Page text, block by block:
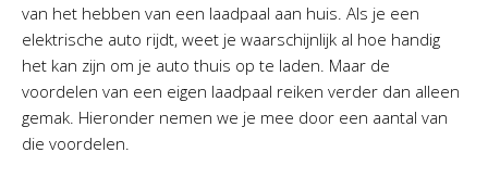
van het hebben van een laadpaal aan huis. Als je een
elektrische auto rijdt, weet je waarschijnlijk al hoe handig
het kan zijn om je auto thuis op te laden. Maar de
voordelen van een eigen laadpaal reiken verder dan alleen
gemak. Hieronder nemen we je mee door een aantal van
die voordelen.